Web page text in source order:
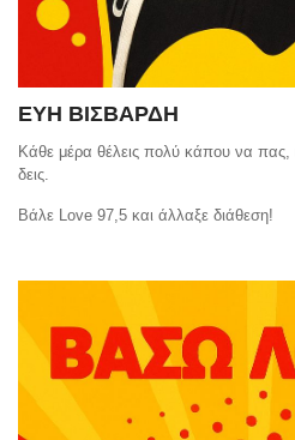
ΕΥΗ ΒΙΣΒΑΡΔΗ
Κάθε μέρα θέλεις πολύ κάπου να πας,
δεις.
Βάλε Love 97,5 και άλλαξε διάθεση!